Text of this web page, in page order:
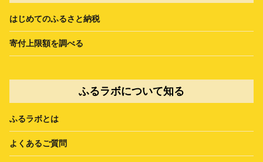
はじめてのふるさと納税
寄付上限額を調べる
ふるラボについて知る
ふるラボとは
よくあるご質問